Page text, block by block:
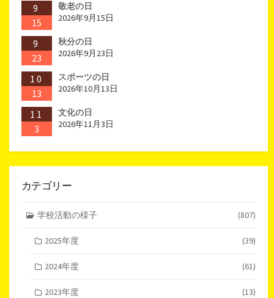
9
15
敬老の日
2026年9月15日
9
23
秋分の日
2026年9月23日
10
13
スポーツの日
2026年10月13日
11
3
文化の日
2026年11月3日
カテゴリー
学校活動の様子 (807)
2025年度 (39)
2024年度 (61)
2023年度 (13)